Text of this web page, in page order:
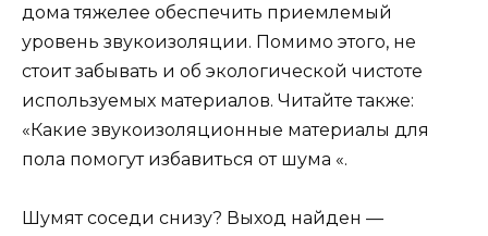
дома тяжелее обеспечить приемлемый
уровень звукоизоляции. Помимо этого, не
стоит забывать и об экологической чистоте
используемых материалов. Читайте также:
«Какие звукоизоляционные материалы для
пола помогут избавиться от шума «.
Шумят соседи снизу? Выход найден —